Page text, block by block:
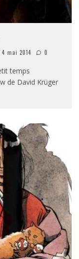
4 mai 2014 0
temps
de David Krüger